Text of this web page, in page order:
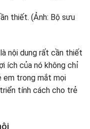
nội dung rất cần thiết
ích của nó không chỉ
em trong mắt mọi
tính cách cho trẻ